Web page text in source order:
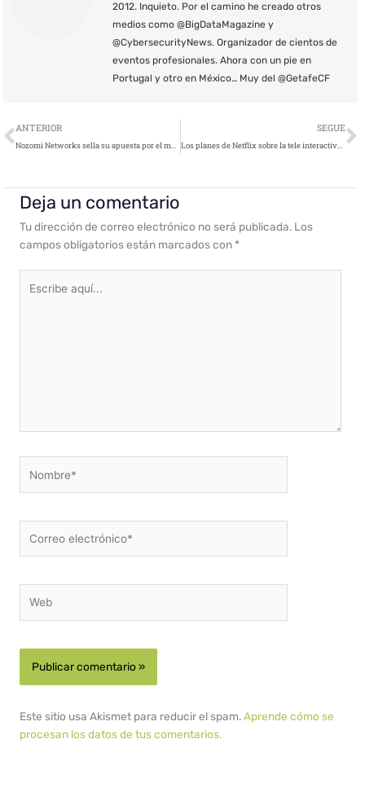
2012. Inquieto. Por el camino he creado otros
medios como @BigDataMagazine y
@CybersecurityNews. Organizador de cientos de
eventos profesionales. Ahora con un pie en
Portugal y otro en México… Muy del @GetafeCF
Ant
ANTERIOR
Nozomi Networks sella su apuesta por el mercado ibérico y desgrana su estrategia de negocio
SEGUE
Los planes de Netflix sobre la tele interactiva preocupan a los investigadores
Deja un comentario
Tu dirección de correo electrónico no será publicada. Los
campos obligatorios están marcados con *
aquí...
electrónico*
Este sitio usa Akismet para reducir el spam.Aprende cómo se
procesan los datos de tus comentarios.